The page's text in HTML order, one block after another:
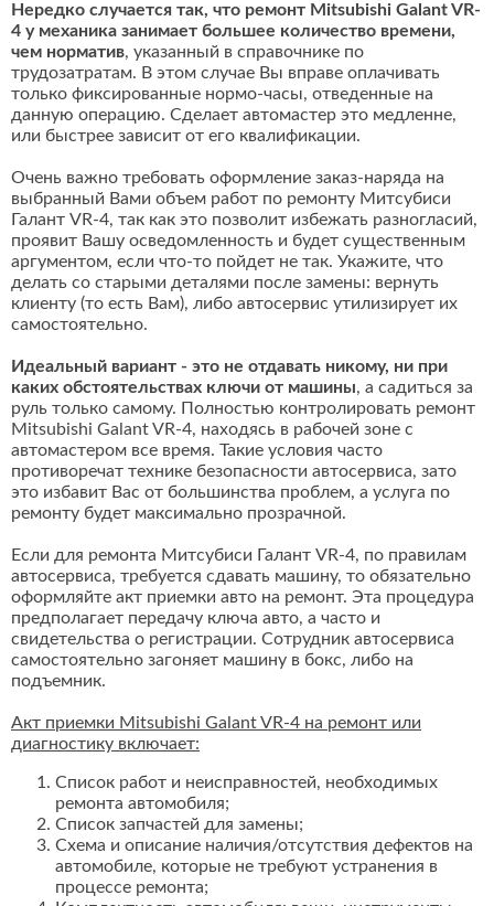
Нередко случается так, что ремонт Mitsubishi Galant VR-
4 у механика занимает большее количество времени,
чем норматив, указанный в справочнике по
трудозатратам. В этом случае Вы вправе оплачивать
только фиксированные нормо-часы, отведенные на
данную операцию. Сделает автомастер это медленне,
или быстрее зависит от его квалификации.
Очень важно требовать оформление заказ-наряда на
выбранный Вами объем работ по ремонту Митсубиси
Галант VR-4, так как это позволит избежать разногласий,
проявит Вашу осведомленность и будет существенным
аргументом, если что-то пойдет не так. Укажите, что
делать со старыми деталями после замены: вернуть
клиенту (то есть Вам), либо автосервис утилизирует их
самостоятельно.
Идеальный вариант - это не отдавать никому, ни при
каких обстоятельствах ключи от машины, а садиться за
руль только самому. Полностью контролировать ремонт
Mitsubishi Galant VR-4, находясь в рабочей зоне с
автомастером все время. Такие условия часто
противоречат технике безопасности автосервиса, зато
это избавит Вас от большинства проблем, а услуга по
ремонту будет максимально прозрачной.
Если для ремонта Митсубиси Галант VR-4, по правилам
автосервиса, требуется сдавать машину, то обязательно
оформляйте акт приемки авто на ремонт. Эта процедура
предполагает передачу ключа авто, а часто и
свидетельства о регистрации. Сотрудник автосервиса
самостоятельно загоняет машину в бокс, либо на
подъемник.
Акт приемки Mitsubishi Galant VR-4 на ремонт или
диагностику включает:
Список работ и неисправностей, необходимых
ремонта автомобиля;
Список запчастей для замены;
Схема и описание наличия/отсутствия дефектов на
автомобиле, которые не требуют устранения в
процессе ремонта;